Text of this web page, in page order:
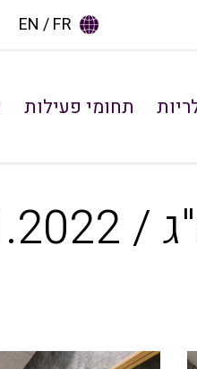
EN FR
תחומי פעילות